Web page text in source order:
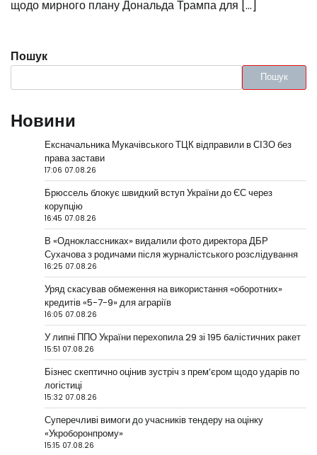
щодо мирного плану Дональда Трампа для […]
Пошук
Пошук
Новини
Ексначальника Мукачівського ТЦК відправили в СІЗО без
права застави
17:06 07.08.26
Брюссель блокує швидкий вступ України до ЄС через
корупцію
16:45 07.08.26
В «Одноклассниках» видалили фото директора ДБР
Сухачова з родичами після журналістського розслідування
16:25 07.08.26
Уряд скасував обмеження на використання «оборотних»
кредитів «5-7-9» для аграріїв
16:05 07.08.26
У липні ППО України перехопила 29 зі 195 балістичних ракет
15:51 07.08.26
Бізнес скептично оцінив зустріч з прем’єром щодо ударів по
логістиці
15:32 07.08.26
Суперечливі вимоги до учасників тендеру на оцінку
«Укроборонпрому»
15:15 07.08.26